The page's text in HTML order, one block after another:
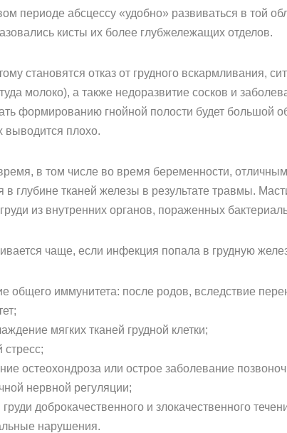
периоде абсцессу «удобно» развиваться в той
кисты их более глубжележащих отделов.
становятся отказ от грудного вскармливания,
молоко), а также недоразвитие сосков и
формированию гнойной полости будет большой
выводится плохо.
в том числе во время беременности,
в глубине тканей железы в результате травмы.
груди из внутренних органов, пораженных
чаще, если инфекция попала в грудную
общего иммунитета: после родов, вследствие
мягких тканей грудной клетки;
стресс;
остеохондроза или острое заболевание
нервной регуляции;
доброкачественного и злокачественного
нарушения.